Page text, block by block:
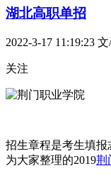
湖北高职单招
2022-3-17 11:19:23 文
关注
招生章程是考生填
为大家整理的2019荆